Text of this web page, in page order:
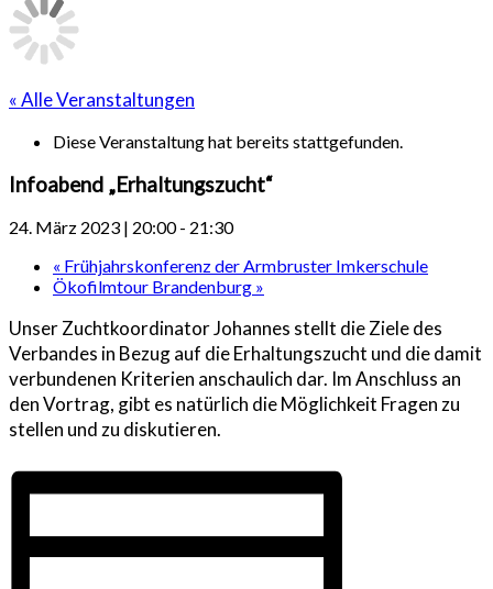
« Alle Veranstaltungen
Diese Veranstaltung hat bereits stattgefunden.
Infoabend „Erhaltungszucht“
24. März 2023 | 20:00- 21:30
« Frühjahrskonferenz der Armbruster Imkerschule
Ökofilmtour Brandenburg »
Unser Zuchtkoordinator Johannes stellt die Ziele des
Verbandes in Bezug auf die Erhaltungszucht und die damit
verbundenen Kriterien anschaulich dar. Im Anschluss an
den Vortrag, gibt es natürlich die Möglichkeit Fragen zu
stellen und zu diskutieren.